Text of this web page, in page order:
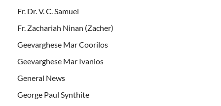
Fr. Dr. V. C. Samuel
Fr. Zachariah Ninan (Zacher)
Geevarghese Mar Coorilos
Geevarghese Mar Ivanios
General News
George Paul Synthite